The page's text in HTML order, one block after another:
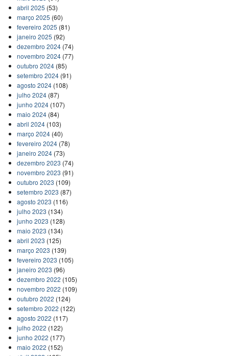
abril 2025 (53)
março 2025 (60)
fevereiro 2025 (81)
janeiro 2025 (92)
dezembro 2024(74)
novembro 2024(77)
outubro 2024(85)
setembro 2024(91)
agosto 2024(108)
julho 2024(87)
junho 2024(107)
maio 2024(84)
abril 2024(103)
março 2024(40)
fevereiro 2024(78)
janeiro 2024(73)
dezembro 2023 (74)
novembro 2023 (91)
outubro 2023 (109)
setembro 2023 (87)
agosto 2023 (116)
julho 2023 (134)
junho 2023 (128)
maio 2023 (134)
abril 2023 (125)
março 2023 (139)
fevereiro 2023 (105)
janeiro 2023 (96)
dezembro 2022 (105)
novembro 2022 (109)
outubro 2022 (124)
setembro 2022 (122)
agosto 2022 (117)
julho 2022 (122)
junho 2022 (177)
maio 2022 (152)